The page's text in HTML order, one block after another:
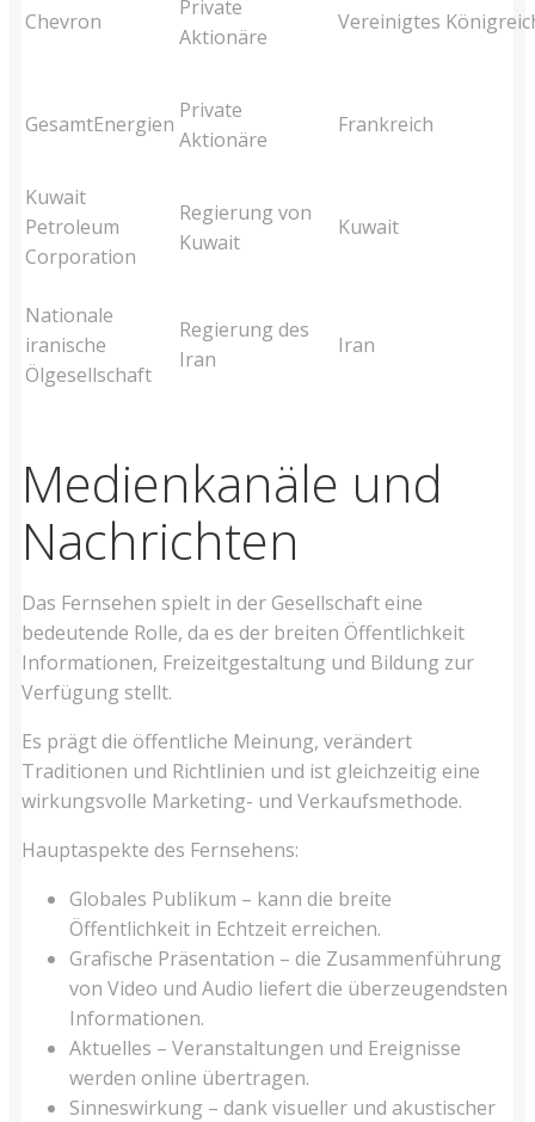
Chevron
Private
Aktionäre
Vereinigtes
GesamtEnergien
Private
Aktionäre
Frankreich
Kuwait
Petroleum
Corporation
Regierung von
Kuwait
Kuwait
Nationale
iranische
Ölgesellschaft
Regierung des
Iran
Iran
Medienkanäle und
Nachrichten
Das Fernsehen spielt in der Gesellschaft eine
bedeutende Rolle, da es der breiten Öffentlichkeit
Informationen, Freizeitgestaltung und Bildung zur
Verfügung stellt.
Es prägt die öffentliche Meinung, verändert
Traditionen und Richtlinien und ist gleichzeitig eine
wirkungsvolle Marketing- und Verkaufsmethode.
Hauptaspekte des Fernsehens:
Globales Publikum – kann die breite
Öffentlichkeit in Echtzeit erreichen.
Grafische Präsentation – die Zusammenführung
von Video und Audio liefert die überzeugendsten
Informationen.
Aktuelles – Veranstaltungen und Ereignisse
werden online übertragen.
Sinneswirkung – dank visueller und akustischer